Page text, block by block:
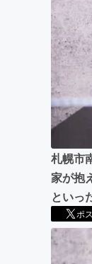
札幌市
家が抱
といっ
ポ